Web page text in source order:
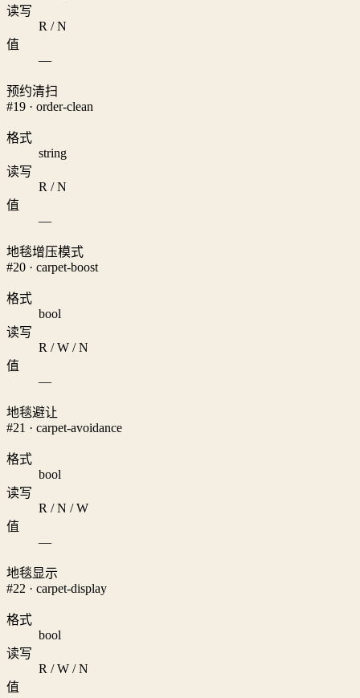
读写
R / N
值
—
预约清扫
#19 · order-clean
格式
string
读写
R / N
值
—
地毯增压模式
#20 · carpet-boost
格式
bool
读写
R / W / N
值
—
地毯避让
#21 · carpet-avoidance
格式
bool
读写
R / N / W
值
—
地毯显示
#22 · carpet-display
格式
bool
读写
R / W / N
值